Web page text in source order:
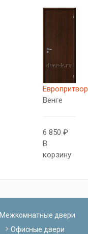
Европритвор
Венге
6 850 ₽
В
корзину
Межкомнатные двери
Офисные двери